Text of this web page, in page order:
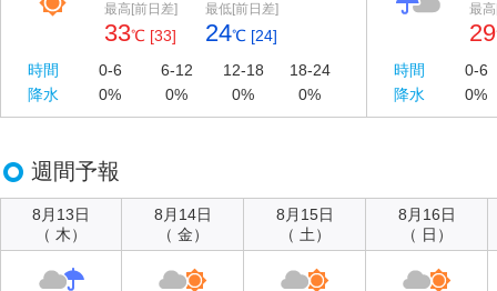
最高[前日差]
33℃ [33]
最低[前日差]
24℃ [24]
最
29
時間
0-6 6-12 12-18
18-24
降水
0% 0% 0% 0%
時間
0-6
降水
0%
週間予報
8月13日
（ 木）
8月14日
（ 金）
8月15日
（ 土）
8月16日
（ 日）